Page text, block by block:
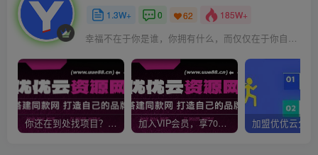
1.3W+ 0 62 185W+
幸福不在于你是谁，你拥有什么，而仅仅在于你自己怎么看待
你还在到处找项目？还在当韭菜？我靠网创资源站一个月收入5万+，曾经我也是个失败者。 加入VIP会员，享70%的推广提成，免费学习多种网上创业课程，菜鸟秒变大神！